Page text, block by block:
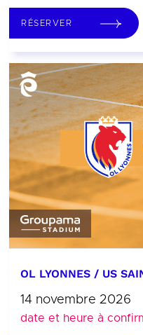
RÉSERVER
OL LYONNES / US
14 novembre 2026
date et heure à